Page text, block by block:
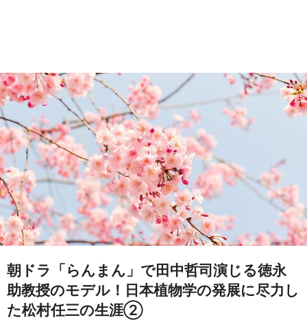
朝ドラ「らんまん」で田中哲司演じる徳永
助教授のモデル！日本植物学の発展に尽力し
た松村任三の生涯②